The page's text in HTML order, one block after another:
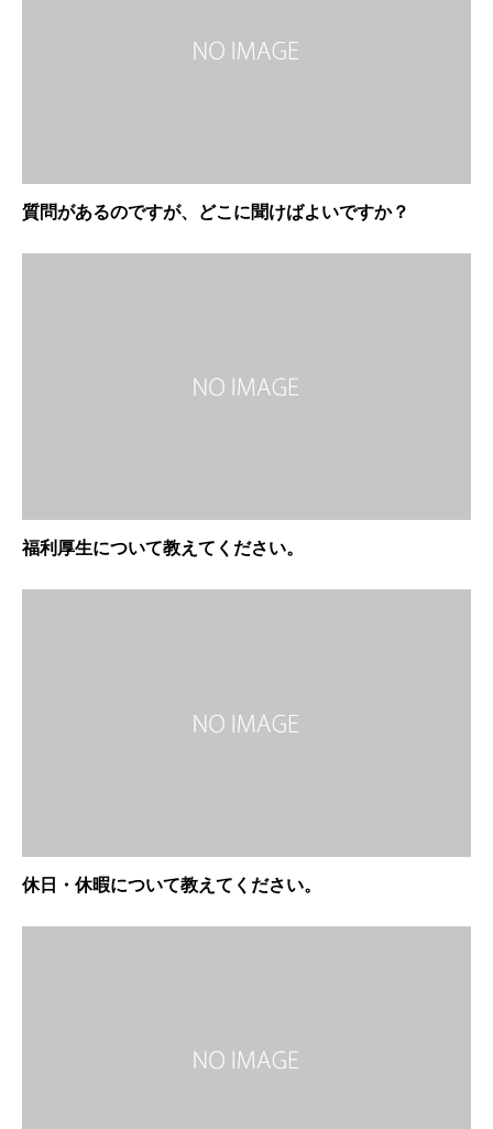
質問があるのですが、どこに聞けばよいですか？
福利厚生について教えてください。
休日・休暇について教えてください。